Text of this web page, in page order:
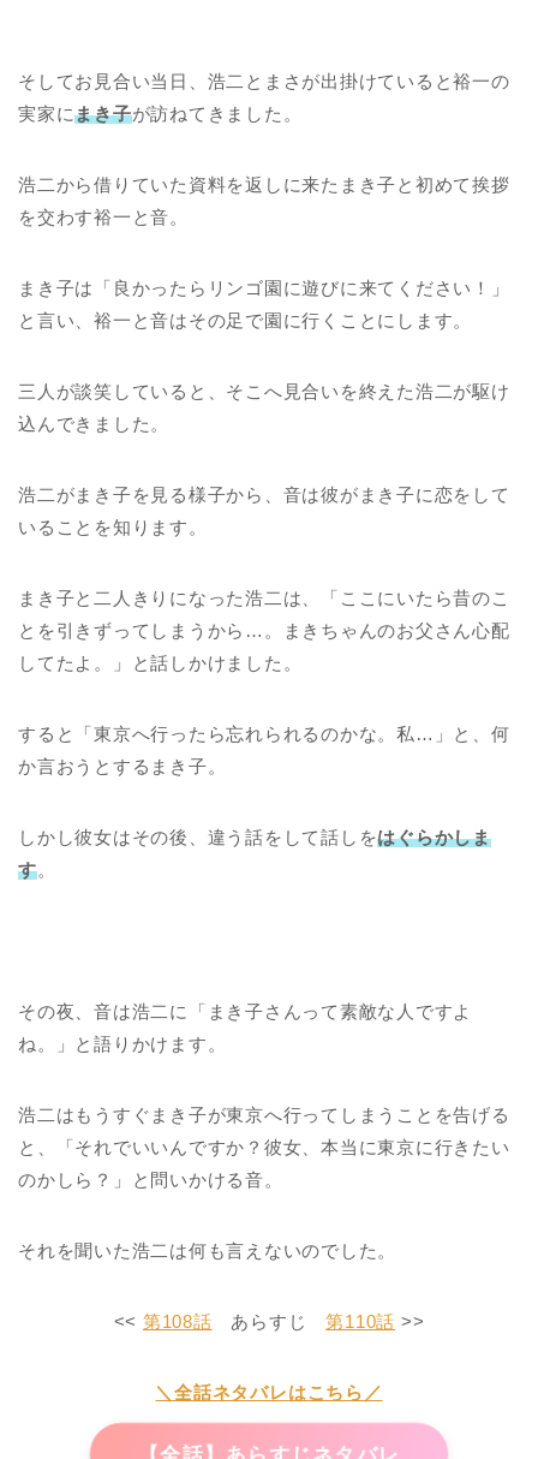
そしてお見合い当日、浩二とまさが出掛けていると裕一の
実家にまき子が訪ねてきました。
浩二から借りていた資料を返しに来たまき子と初めて挨拶
を交わす裕一と音。
まき子は「良かったらリンゴ園に遊びに来てください！」
と言い、裕一と音はその足で園に行くことにします。
三人が談笑していると、そこへ見合いを終えた浩二が駆け
込んできました。
浩二がまき子を見る様子から、音は彼がまき子に恋をして
いることを知ります。
まき子と二人きりになった浩二は、「ここにいたら昔のこ
とを引きずってしまうから…。まきちゃんのお父さん心配
してたよ。」と話しかけました。
すると「東京へ行ったら忘れられるのかな。私…」と、何
か言おうとするまき子。
しかし彼女はその後、違う話をして話しをはぐらかしま
す。
その夜、音は浩二に「まき子さんって素敵な人ですよ
ね。」と語りかけます。
浩二はもうすぐまき子が東京へ行ってしまうことを告げる
と、「それでいいんですか？彼女、本当に東京に行きたい
のかしら？」と問いかける音。
それを聞いた浩二は何も言えないのでした。
<< 第108話 あらすじ第110話 >>
＼全話ネタバレはこちら／